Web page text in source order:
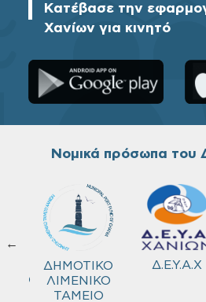
Κατέβασε την
Χανίων για κινητό
Νομικά πρόσωπα του
←
ΔΗΜΟΤΙΚΟ
ΛΙΜΕΝΙΚΟ
ΤΑΜΕΙΟ
Δ.Ε.Υ.Α.Χ